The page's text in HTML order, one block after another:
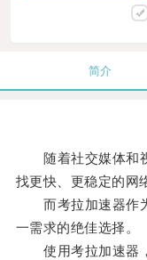
简介
随着社交媒体和视
找更快、更稳定的网
而考拉加速器作为
一需求的绝佳选择。
使用考拉加速器，